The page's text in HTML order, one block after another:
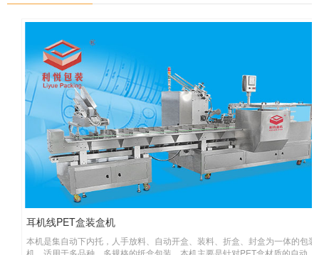
耳机线PET盒装盒机
本机是集自动下内托，人手放料、自动开盒、装料、折盒、封盒为一体的包装
机，适用于多品种，多规格的纸盒包装，本机主要是针对PET盒材质的自动装